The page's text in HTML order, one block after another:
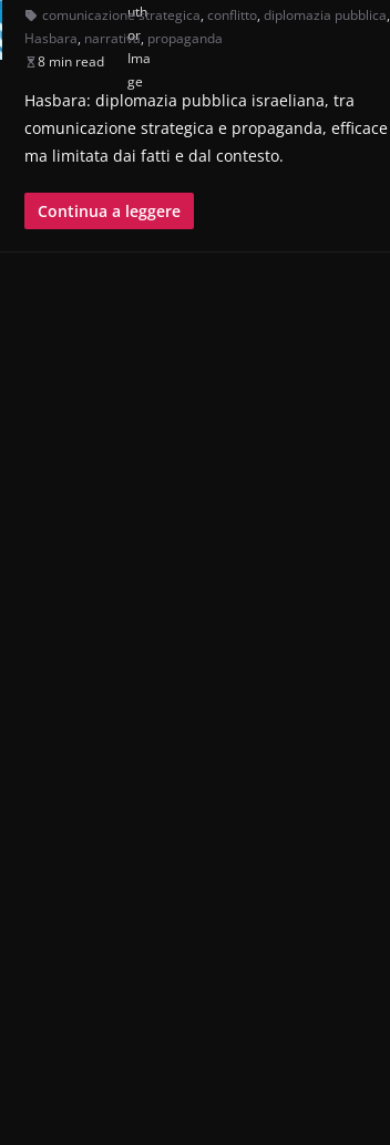
comunicazione strategica, conflitto, diplomazia pubblica,
Hasbara, narrativa, propaganda
8 min read
Hasbara: diplomazia pubblica israeliana, tra
comunicazione strategica e propaganda, efficace
ma limitata dai fatti e dal contesto.
Continua a leggere